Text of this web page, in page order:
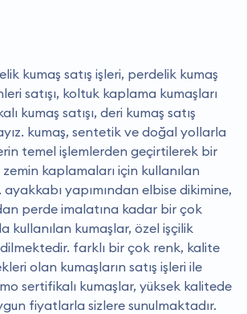
kumaş satış işleri, perdelik kumaş
satışı, koltuk kaplama kumaşları
kumaş satışı, deri kumaş satış
kumaş, sentetik ve doğal yollarla
temel işlemlerden geçirtilerek bir
kaplamaları için kullanılan
yapımından elbise dikimine,
perde imalatına kadar bir çok
kullanılan kumaşlar, özel işçilik
farklı bir çok renk, kalite
olan kumaşların satış işleri ile
sertifikalı kumaşlar, yüksek kalitede
fiyatlarla sizlere sunulmaktadır.